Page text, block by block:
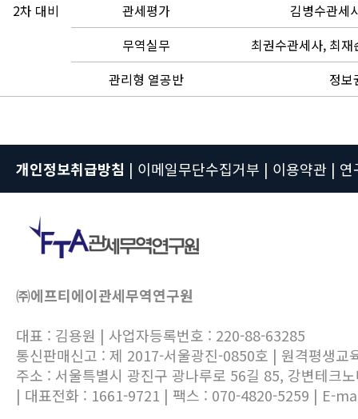
2차 대비
관세평가
김병수관세
무역실무
최권수관세사, 최
관리형 열공반
정보
개인정보취급방침 | 이메일무단수집거부 | 이용약관 | 연
㈜에프티에이관세무역연구원
대표 : 김용원 | 사업자등록번호 : 220-88-63285
통신판매신고 : 제 2017-서울광진-0850호 | 원격평생교
주소 : 서울특별시 광진구 광나루로 56길 85, 강변테크
| 대표전화 : 1661-9721 | 팩스 : 070-4820-5259 | E-